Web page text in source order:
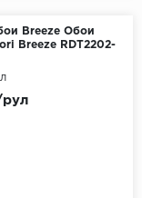
Breeze Обои
Breeze RDT2202-